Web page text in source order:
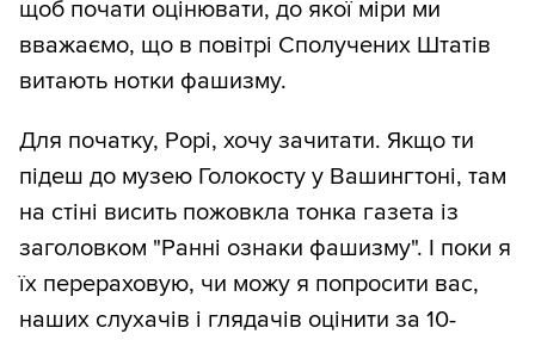
щоб почати оцінювати, до якої міри ми
вважаємо, що в повітрі Сполучених Штатів
витають нотки фашизму.
Для початку, Рорі, хочу зачитати. Якщо ти
підеш до музею Голокосту у Вашингтоні, там
на стіні висить пожовкла тонка газета із
заголовком "Ранні ознаки фашизму". І поки я
їх перераховую, чи можу я попросити вас,
наших слухачів і глядачів оцінити за 10-